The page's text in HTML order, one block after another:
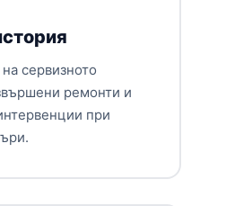
сервизното
ремонти и
при